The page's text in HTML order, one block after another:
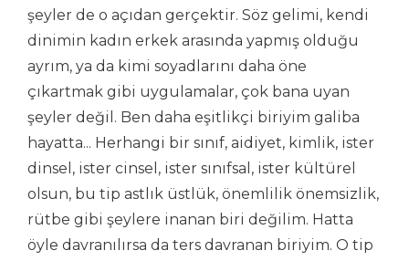
şeyler de o açıdan gerçektir. Söz gelimi, kendi
dinimin kadın erkek arasında yapmış olduğu
ayrım, ya da kimi soyadlarını daha öne
çıkartmak gibi uygulamalar, çok bana uyan
şeyler değil. Ben daha eşitlikçi biriyim galiba
hayatta... Herhangi bir sınıf, aidiyet, kimlik, ister
dinsel, ister cinsel, ister sınıfsal, ister kültürel
olsun, bu tip astlık üstlük, önemlilik önemsizlik,
rütbe gibi şeylere inanan biri değilim. Hatta
öyle davranılırsa da ters davranan biriyim. O tip